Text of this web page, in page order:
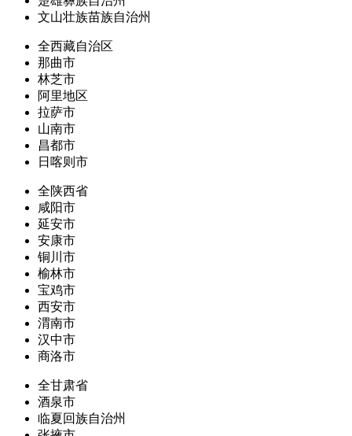
文山壮族苗族自治州
全西藏自治区
那曲市
林芝市
阿里地区
拉萨市
山南市
昌都市
日喀则市
全陕西省
咸阳市
延安市
安康市
铜川市
榆林市
宝鸡市
西安市
渭南市
汉中市
商洛市
全甘肃省
酒泉市
临夏回族自治州